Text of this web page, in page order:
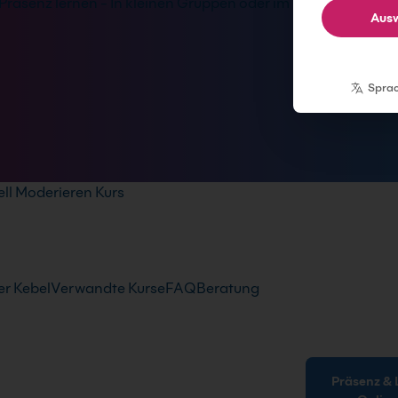
Moderieren Kurs
KebelVerwandte KurseFAQBeratung
Präsenz & Live-